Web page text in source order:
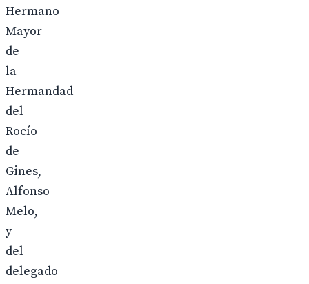
Hermano
Mayor
de
la
Hermandad
del
Rocío
de
Gines,
Alfonso
Melo,
y
del
delegado